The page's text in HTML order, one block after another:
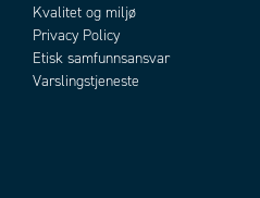
Kvalitet og miljø
Privacy Policy
Etisk samfunnsansvar
Varslingstjeneste